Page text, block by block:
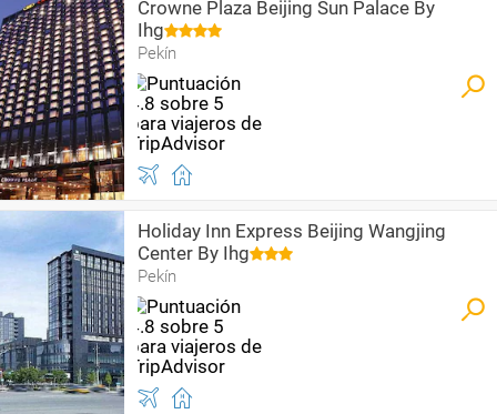
Crowne Plaza Beijing Sun Palace By
Ihg
Pekín
Holiday Inn Express Beijing Wangjing
Center By Ihg
Pekín